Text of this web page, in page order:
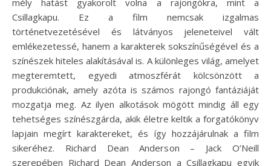
Csillagkapu. Ez a film nemcsak izgalmas
történetvezetésével és látványos jeleneteivel vált
emlékezetessé, hanem a karakterek sokszínűségével és a
színészek hiteles alakításával is. A különleges világ, amelyet
megteremtett, egyedi atmoszférát kölcsönzött a
produkciónak, amely azóta is számos rajongó fantáziáját
mozgatja meg. Az ilyen alkotások mögött mindig áll egy
tehetséges színészgárda, akik életre keltik a forgatókönyv
lapjain megírt karaktereket, és így hozzájárulnak a film
sikeréhez. Richard Dean Anderson – Jack O’Neill
szerepében Richard Dean Anderson a Csillagkapu egyik